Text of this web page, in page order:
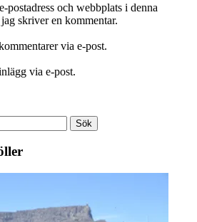
postadress och webbplats i denna
skriver en kommentar.
via e-post.
via e-post.